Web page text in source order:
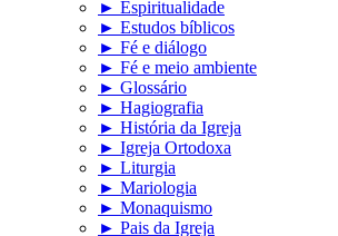
► Espiritualidade
► Estudos bíblicos
► Fé e diálogo
► Fé e meio ambiente
► Glossário
► Hagiografia
► História da Igreja
► Igreja Ortodoxa
► Liturgia
► Mariologia
► Monaquismo
► Pais da Igreja